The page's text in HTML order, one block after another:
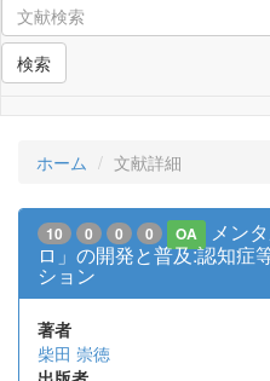
検索
ホーム 文献詳細
10 0 0 0 OA
メン
ロ」の開発と普及:認知症
ション
著者
柴田 崇徳